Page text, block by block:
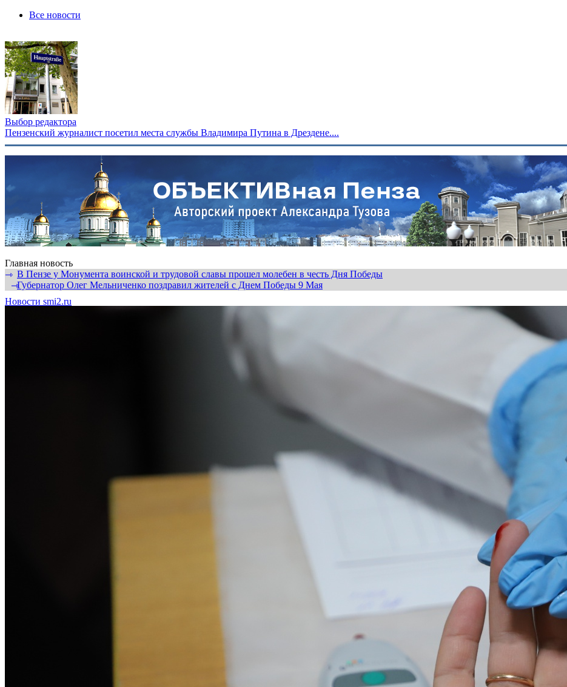
Все новости
Выбор редактора
Пензенский журналист посетил места службы Владимира Путина в Дрездене....
Главная новость
⇾ В Пензе у Монумента воинской и трудовой славы прошел молебен в честь Дня Победы
⇾Губернатор Олег Мельниченко поздравил жителей с Днем Победы 9 Мая
Новости smi2.ru